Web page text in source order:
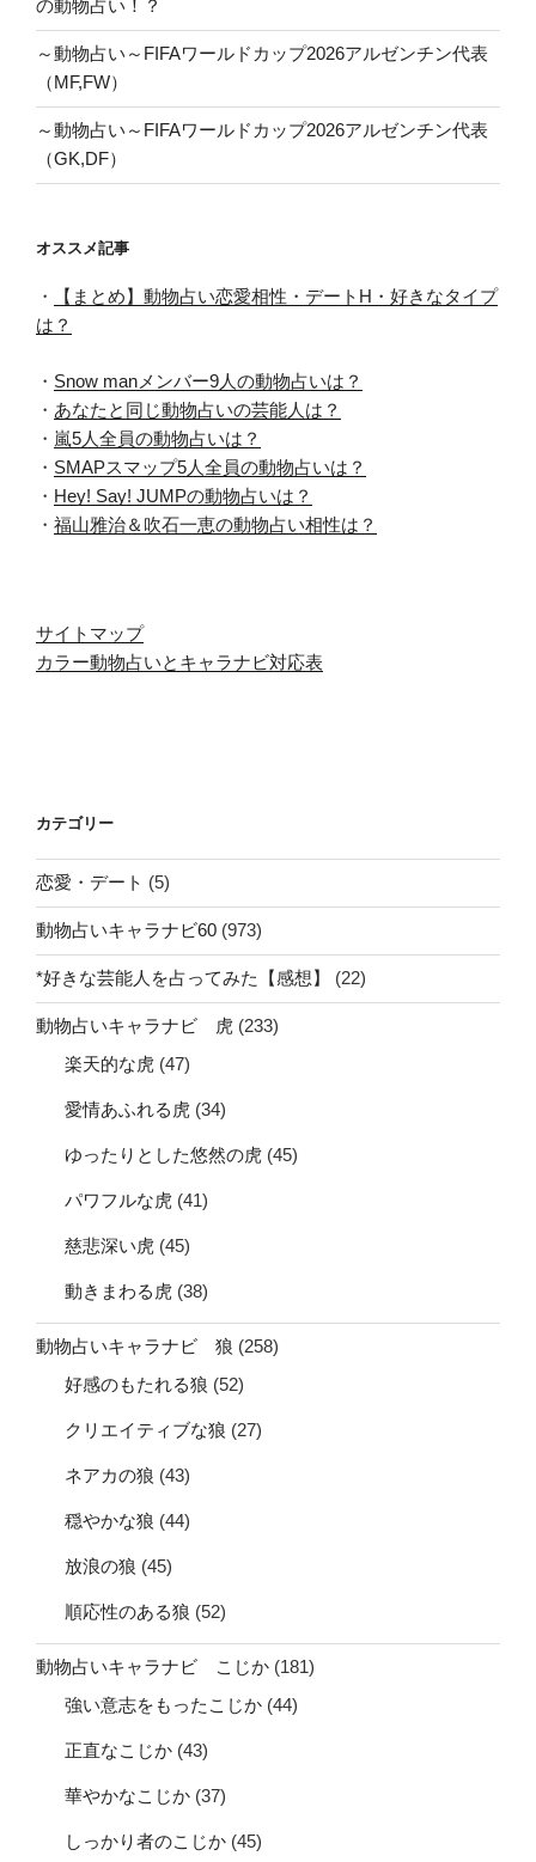
の動物占い！？
～動物占い～FIFAワールドカップ2026アルゼンチン代表
（MF,FW）
～動物占い～FIFAワールドカップ2026アルゼンチン代表
（GK,DF）
オススメ記事
・
【まとめ】動物占い恋愛相性・デートH・好きなタイプ
は？
・ Snow manメンバー9人の動物占いは？
・ あなたと同じ動物占いの芸能人は？
・ 嵐5人全員の動物占いは？
・ SMAPスマップ5人全員の動物占いは？
・ Hey! Say! JUMPの動物占いは？
・ 福山雅治＆吹石一恵の動物占い相性は？
サイトマップ
カラー動物占いとキャラナビ対応表
カテゴリー
恋愛・デート (5)
動物占いキャラナビ60 (973)
*好きな芸能人を占ってみた【感想】 (22)
動物占いキャラナビ 虎 (233)
楽天的な虎 (47)
愛情あふれる虎 (34)
ゆったりとした悠然の虎 (45)
パワフルな虎 (41)
慈悲深い虎 (45)
動きまわる虎 (38)
動物占いキャラナビ 狼 (258)
好感のもたれる狼 (52)
クリエイティブな狼 (27)
ネアカの狼 (43)
穏やかな狼 (44)
放浪の狼 (45)
順応性のある狼 (52)
動物占いキャラナビ こじか (181)
強い意志をもったこじか (44)
正直なこじか (43)
華やかなこじか (37)
しっかり者のこじか (45)